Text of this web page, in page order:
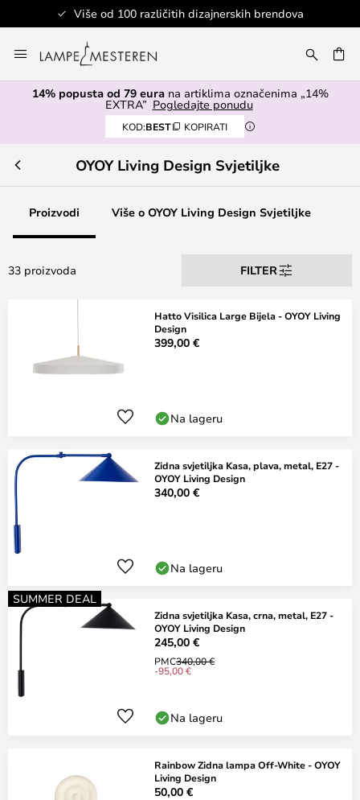
Više od 100 različitih dizajnerskih brendova
to
Content
14% popusta od 79 eurana artiklima označenima „14%
EXTRA” Pogledajte ponudu
KOD:BEST KOPIRATI
OYOY Living Design Svjetiljke
Proizvodi Više o OYOY Living Design Svjetiljke
33 proizvoda FILTER
Hatto Visilica Large Bijela - OYOY Living
Design
399,00 €
Na lageru
Zidna svjetiljka Kasa, plava, metal, E27 -
OYOY Living Design
340,00 €
Na lageru
SUMMER DEAL
Zidna svjetiljka Kasa, crna, metal, E27 -
OYOY Living Design
245,00 €
PMC340,00 €
-95,00 €
Na lageru
Rainbow Zidna lampa Off-White - OYOY
Living Design
50,00 €